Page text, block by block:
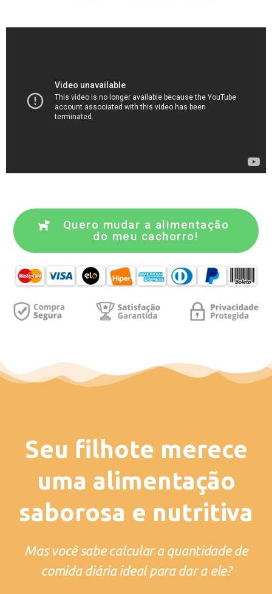
Quero mudar a alimentação
do meu cachorro!
Seu filhote merece
uma alimentação
saborosa e nutritiva
Mas você sabe calcular a quantidade de
comida diária ideal para dar a ele?